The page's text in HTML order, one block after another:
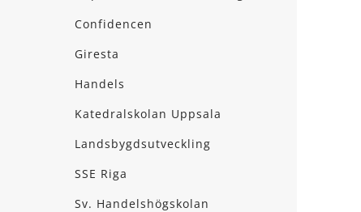
Confidencen
Giresta
Handels
Katedralskolan Uppsala
Landsbygdsutveckling
SSE Riga
Sv. Handelshögskolan